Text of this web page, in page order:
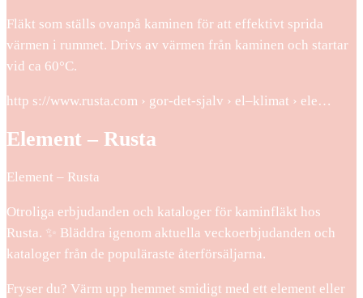
Fläkt som ställs ovanpå kaminen för att effektivt sprida
värmen i rummet. Drivs av värmen från kaminen och startar
vid ca 60°C.
http s://www.rusta.com › gor-det-sjalv › el–klimat › ele…
Element – Rusta
Element – Rusta
Otroliga erbjudanden och kataloger för kaminfläkt hos
Rusta. ✨ Bläddra igenom aktuella veckoerbjudanden och
kataloger från de populäraste återförsäljarna.
Fryser du? Värm upp hemmet smidigt med ett element eller